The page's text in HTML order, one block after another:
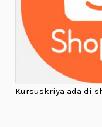
Kursuskriya ada di